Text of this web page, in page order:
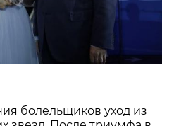
болельщиков уход из